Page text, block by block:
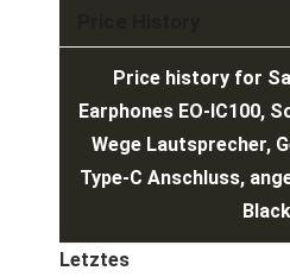
Price history for
Earphones EO-IC100,
Wege Lautsprecher,
Type-C Anschluss,
Black
Letztes